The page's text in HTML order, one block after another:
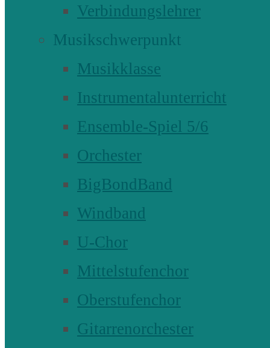
Verbindungslehrer
Musikschwerpunkt
Musikklasse
Instrumentalunterricht
Ensemble-Spiel 5/6
Orchester
BigBondBand
Windband
U-Chor
Mittelstufenchor
Oberstufenchor
Gitarrenorchester